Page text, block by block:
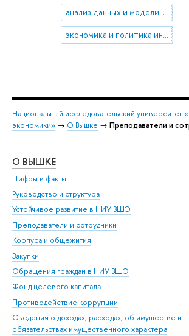
анализ данных и моделирование
экономика и политика индии
Национальный исследовательский университет
экономики» → О Вышке → Преподаватели и
О ВЫШКЕ
Цифры и факты
Руководство и структура
Устойчивое развитие в НИУ ВШЭ
Преподаватели и сотрудники
Корпуса и общежития
Закупки
Обращения граждан в НИУ ВШЭ
Фонд целевого капитала
Противодействие коррупции
Сведения о доходах, расходах, об имуществе и
обязательствах имущественного характера